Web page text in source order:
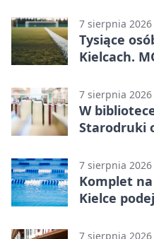
7 sierpnia 2026
Tysiące
Kielcach.
7 sierpnia 2026
W
Starodruki
7 sierpnia 2026
Komplet
Kielce
7 sierpnia 2026